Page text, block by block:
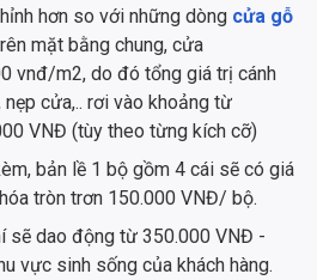
hơn so với những dòng cửa gỗ
mặt bằng chung, cửa
vnđ/m2, do đó tổng giá trị cánh
cửa,.. rơi vào khoảng từ
VNĐ (tùy theo từng kích cỡ)
bản lề 1 bộ gồm 4 cái sẽ có giá
tròn trơn 150.000 VNĐ/ bộ.
sẽ dao động từ 350.000 VNĐ -
vực sinh sống của khách hàng.